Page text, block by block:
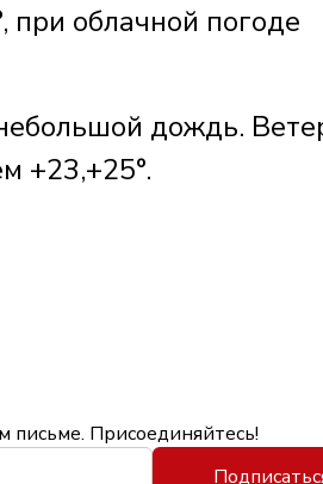
облачной погоде
дождь.
+23,+25°.
письме. Присоединяйтесь!